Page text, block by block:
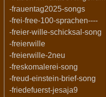
-frauentag2025-songs
-frei-free-100-sprachen----
-freier-wille-schicksal-song
-freierwille
-freierwille-2neu
-freskomalerei-song
-freud-einstein-brief-song
-friedefuerst-jesaja9